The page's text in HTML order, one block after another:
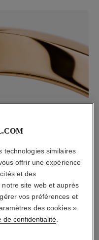
technologies similaires
offrir une expérience
et des
site web et auprès
vos préférences et
des cookies »
de confidentialité.